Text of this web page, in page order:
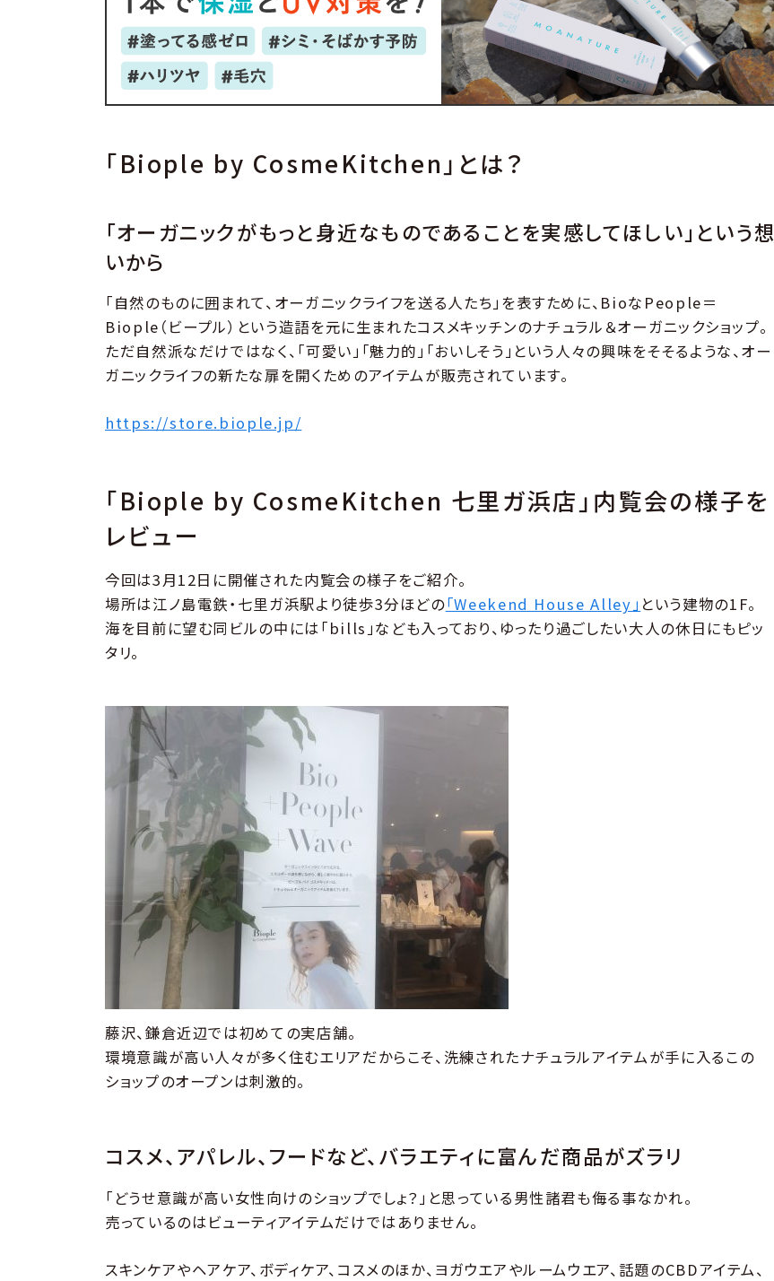
「Biople by CosmeKitchen」とは？
「オーガニックがもっと身近なものであることを実感してほしい」という想
いから
「自然のものに囲まれて、オーガニックライフを送る人たち」を表すために、BioなPeople＝
Biople（ビープル）という造語を元に生まれたコスメキッチンのナチュラル＆オーガニックショップ。
ただ自然派なだけではなく、「可愛い」「魅力的」「おいしそう」という人々の興味をそそるような、オー
ガニックライフの新たな扉を開くためのアイテムが販売されています。
https://store.biople.jp/
「Biople by CosmeKitchen 七里ガ浜店」内覧会の様子を
レビュー
今回は3月12日に開催された内覧会の様子をご紹介。
場所は江ノ島電鉄・七里ガ浜駅より徒歩3分ほどの「Weekend House Alley」 という建物の1F。
海を目前に望む同ビルの中には「bills」なども入っており、ゆったり過ごしたい大人の休日にもピッ
タリ。
藤沢、鎌倉近辺では初めての実店舗。
環境意識が高い人々が多く住むエリアだからこそ、洗練されたナチュラルアイテムが手に入るこの
ショップのオープンは刺激的。
コスメ、アパレル、フードなど、バラエティに富んだ商品がズラリ
「どうせ意識が高い女性向けのショップでしょ？」と思っている男性諸君も侮る事なかれ。
売っているのはビューティアイテムだけではありません。
スキンケアやヘアケア、ボディケア、コスメのほか、ヨガウエアやルームウエア、話題のCBDアイテム、